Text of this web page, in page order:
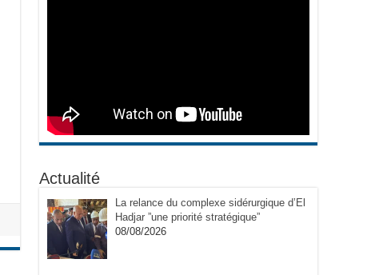
Actualité
La relance du complexe sidérurgique d’El
Hadjar ”une priorité stratégique”
08/08/2026